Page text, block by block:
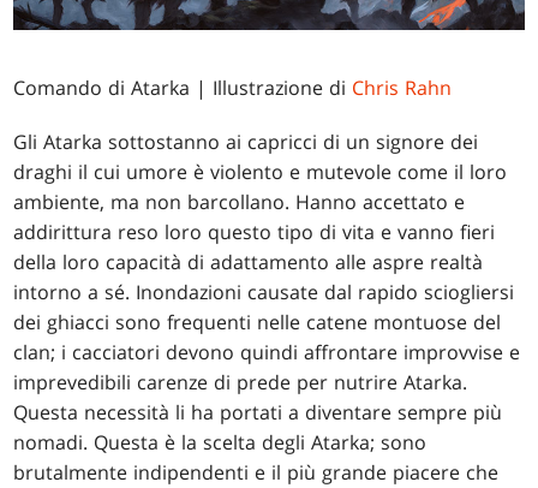
Comando di Atarka | Illustrazione di Chris Rahn
Gli Atarka sottostanno ai capricci di un signore dei
draghi il cui umore è violento e mutevole come il loro
ambiente, ma non barcollano. Hanno accettato e
addirittura reso loro questo tipo di vita e vanno fieri
della loro capacità di adattamento alle aspre realtà
intorno a sé. Inondazioni causate dal rapido sciogliersi
dei ghiacci sono frequenti nelle catene montuose del
clan; i cacciatori devono quindi affrontare improvvise e
imprevedibili carenze di prede per nutrire Atarka.
Questa necessità li ha portati a diventare sempre più
nomadi. Questa è la scelta degli Atarka; sono
brutalmente indipendenti e il più grande piacere che